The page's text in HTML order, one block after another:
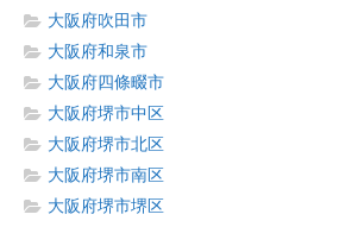
大阪府吹田市
大阪府和泉市
大阪府四條畷市
大阪府堺市中区
大阪府堺市北区
大阪府堺市南区
大阪府堺市堺区